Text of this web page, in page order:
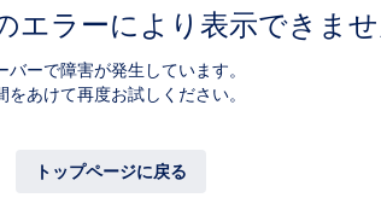
エラーにより表示できま
バーで障害が発生しています。
をあけて再度お試しください。
トップページに戻る